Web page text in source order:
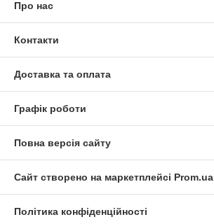
Про нас
Контакти
Доставка та оплата
Графік роботи
Повна версія сайту
Сайт створено на маркетплейсі Prom.ua
Політика конфіденційності